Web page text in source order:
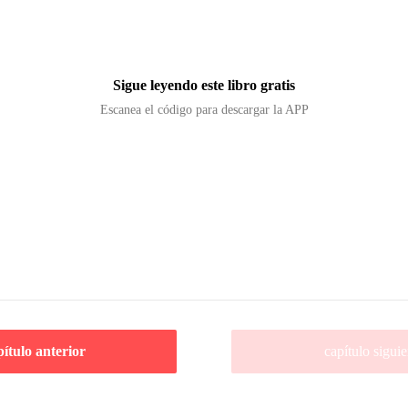
Sigue leyendo este libro gratis
Escanea el código para descargar la APP
anterior capítulo